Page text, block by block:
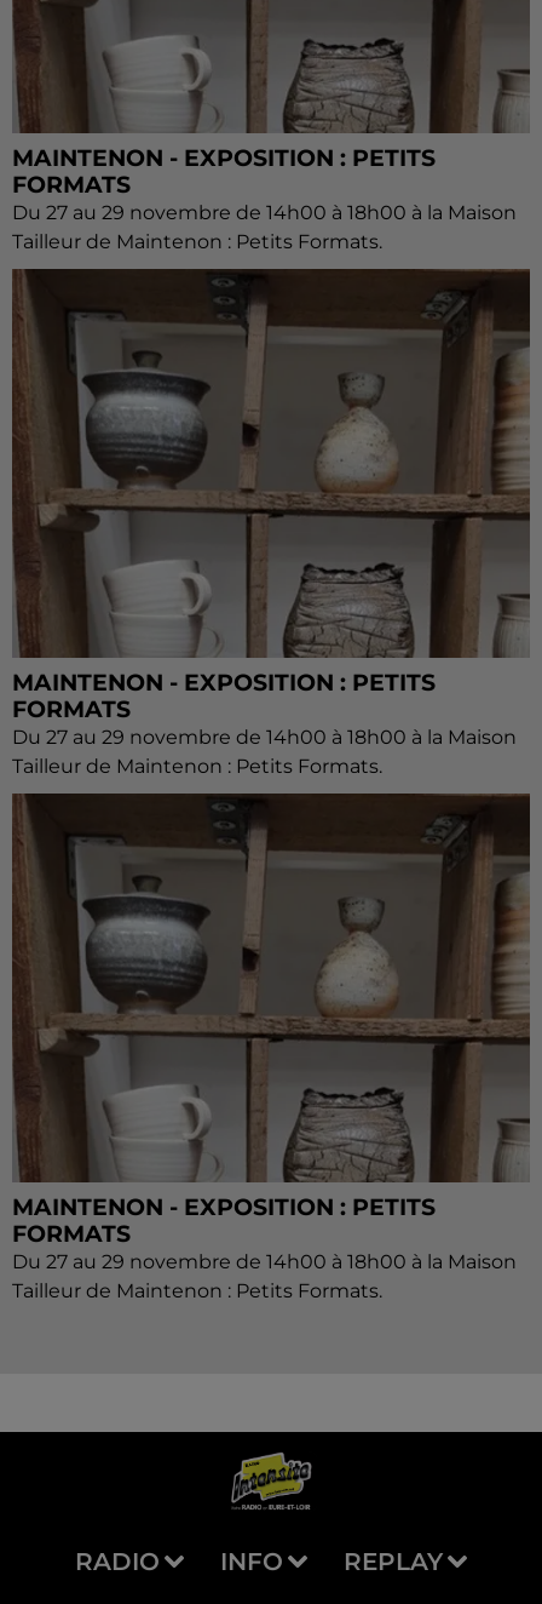
MAINTENON - EXPOSITION : PETITS
FORMATS
Du 27 au 29 novembre de 14h00 à 18h00 à la Maison
Tailleur de Maintenon : Petits Formats.
MAINTENON - EXPOSITION : PETITS
FORMATS
Du 27 au 29 novembre de 14h00 à 18h00 à la Maison
Tailleur de Maintenon : Petits Formats.
MAINTENON - EXPOSITION : PETITS
FORMATS
Du 27 au 29 novembre de 14h00 à 18h00 à la Maison
Tailleur de Maintenon : Petits Formats.
RADIO INFO REPLAY